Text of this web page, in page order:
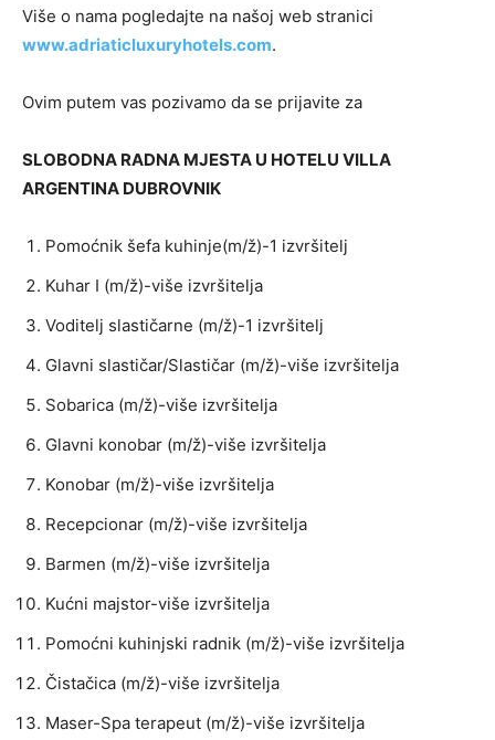
Više o nama pogledajte na našoj web stranici
www.adriaticluxuryhotels.com.
Ovim putem vas pozivamo da se prijavite za
SLOBODNA RADNA MJESTA U HOTELU VILLA
ARGENTINA DUBROVNIK
Pomoćnik šefa kuhinje(m/ž)-1 izvršitelj
Kuhar I (m/ž)-više izvršitelja
Voditelj slastičarne (m/ž)-1 izvršitelj
Glavni slastičar/Slastičar (m/ž)-više izvršitelja
Sobarica (m/ž)-više izvršitelja
Glavni konobar (m/ž)-više izvršitelja
Konobar (m/ž)-više izvršitelja
Recepcionar (m/ž)-više izvršitelja
Barmen (m/ž)-više izvršitelja
Kućni majstor-više izvršitelja
Pomoćni kuhinjski radnik (m/ž)-više izvršitelja
Čistačica (m/ž)-više izvršitelja
Maser-Spa terapeut (m/ž)-više izvršitelja